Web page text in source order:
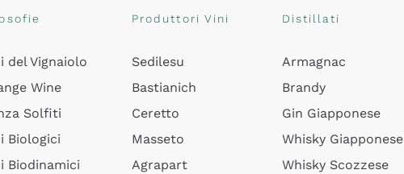
del Vignaiolo
Wine
Solfiti
Biologici
Biodinamici
Produttori Vini
Sedilesu
Bastianich
Ceretto
Masseto
Agrapart
Distillati
Armagnac
Brandy
Gin Giapponese
Whisky Giapponese
Whisky Scozzese